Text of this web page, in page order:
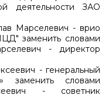
деятельности ЗАО
Марселевич - врио
заменить словами
- директор
- генеральный
заменить словами
- советник